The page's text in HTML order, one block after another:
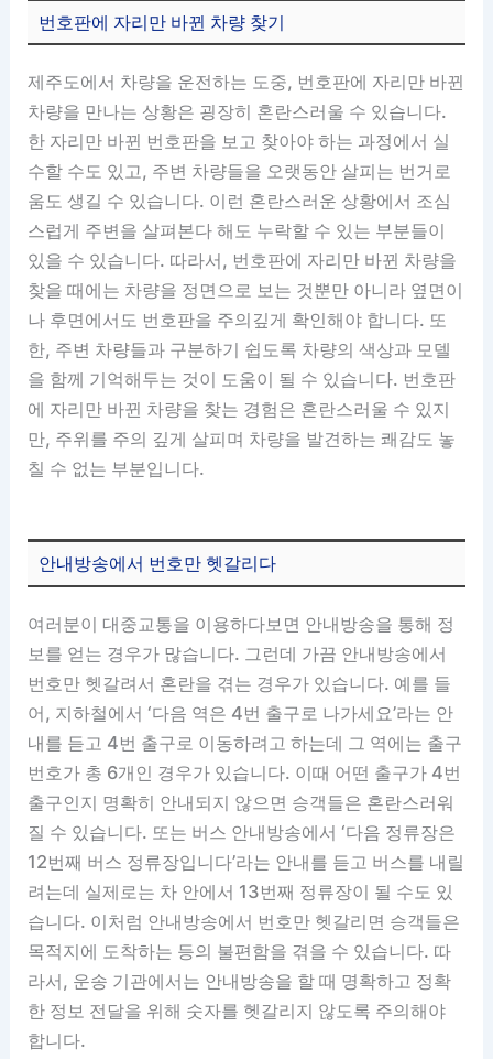
번호판에 자리만 바뀐 차량 찾기
제주도에서 차량을 운전하는 도중, 번호판에 자리만 바뀐
차량을 만나는 상황은 굉장히 혼란스러울 수 있습니다.
한 자리만 바뀐 번호판을 보고 찾아야 하는 과정에서 실
수할 수도 있고, 주변 차량들을 오랫동안 살피는 번거로
움도 생길 수 있습니다. 이런 혼란스러운 상황에서 조심
스럽게 주변을 살펴본다 해도 누락할 수 있는 부분들이
있을 수 있습니다. 따라서, 번호판에 자리만 바뀐 차량을
찾을 때에는 차량을 정면으로 보는 것뿐만 아니라 옆면이
나 후면에서도 번호판을 주의깊게 확인해야 합니다. 또
한, 주변 차량들과 구분하기 쉽도록 차량의 색상과 모델
을 함께 기억해두는 것이 도움이 될 수 있습니다. 번호판
에 자리만 바뀐 차량을 찾는 경험은 혼란스러울 수 있지
만, 주위를 주의 깊게 살피며 차량을 발견하는 쾌감도 놓
칠 수 없는 부분입니다.
안내방송에서 번호만 헷갈리다
여러분이 대중교통을 이용하다보면 안내방송을 통해 정
보를 얻는 경우가 많습니다. 그런데 가끔 안내방송에서
번호만 헷갈려서 혼란을 겪는 경우가 있습니다. 예를 들
어, 지하철에서 ‘다음 역은 4번 출구로 나가세요’라는 안
내를 듣고 4번 출구로 이동하려고 하는데 그 역에는 출구
번호가 총 6개인 경우가 있습니다. 이때 어떤 출구가 4번
출구인지 명확히 안내되지 않으면 승객들은 혼란스러워
질 수 있습니다. 또는 버스 안내방송에서 ‘다음 정류장은
12번째 버스 정류장입니다’라는 안내를 듣고 버스를 내릴
려는데 실제로는 차 안에서 13번째 정류장이 될 수도 있
습니다. 이처럼 안내방송에서 번호만 헷갈리면 승객들은
목적지에 도착하는 등의 불편함을 겪을 수 있습니다. 따
라서, 운송 기관에서는 안내방송을 할 때 명확하고 정확
한 정보 전달을 위해 숫자를 헷갈리지 않도록 주의해야
합니다.